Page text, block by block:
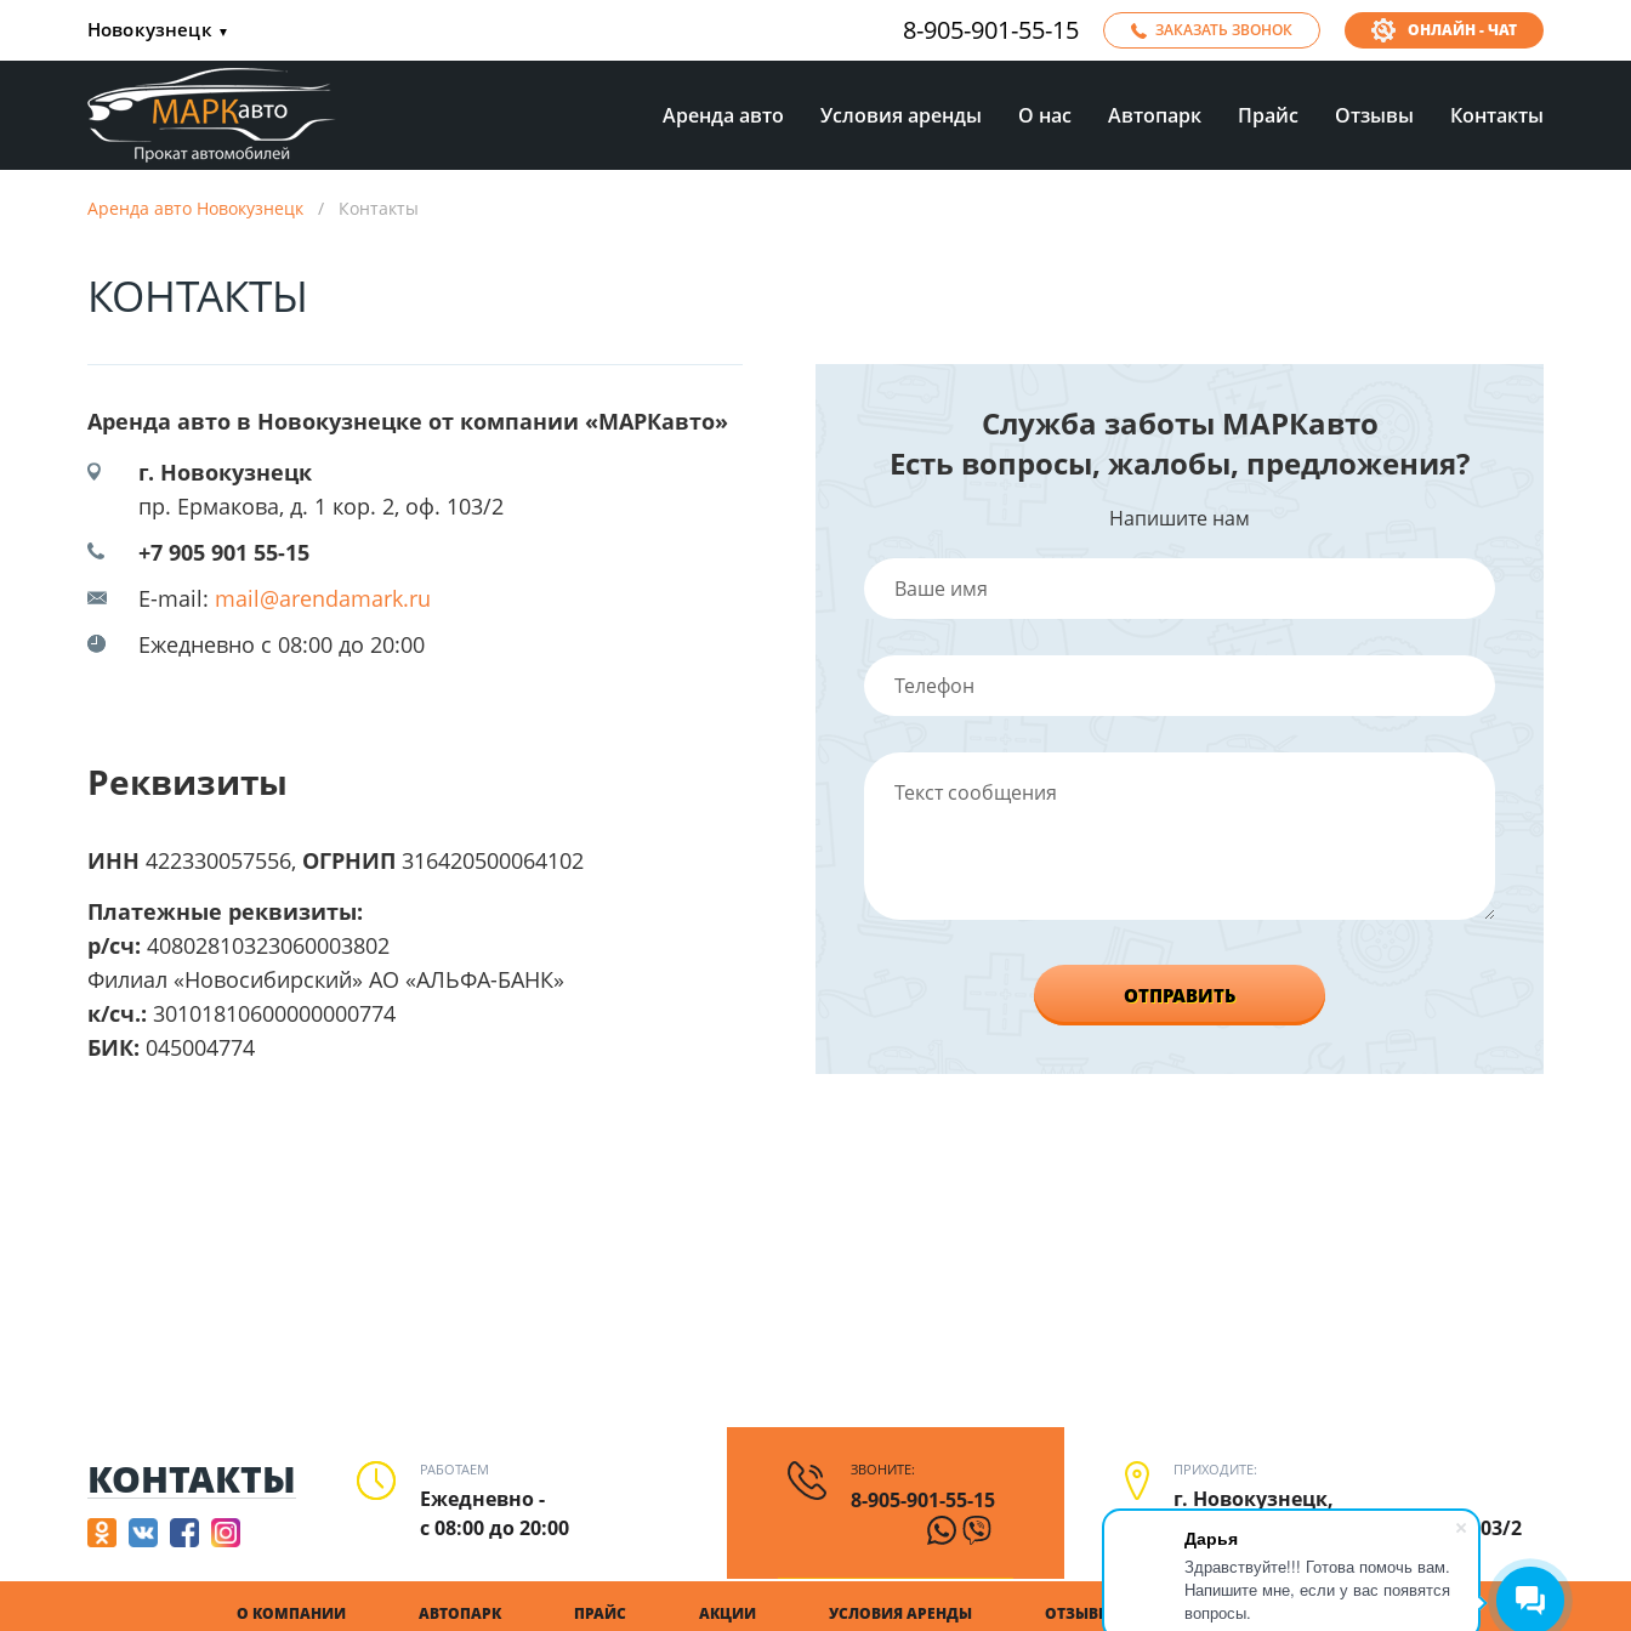
Дарья
Здравствуйте!!! Готова помочь вам.
Напишите мне, если у вас появятся
вопросы.
Новокузнецк ▼ 8-905-901-55-15 ЗАКАЗАТЬ ЗВОНОК ОНЛАЙН - ЧАТ
Аренда авто Условия аренды О нас Автопарк Прайс Отзывы Контакты
Аренда авто Новокузнецк / Контакты
КОНТАКТЫ
Аренда авто в Новокузнецке от компании «МАРКавто»
г. Новокузнецк
пр. Ермакова, д. 1 кор. 2, оф. 103/2
+7 905 901 55-15
E-mail: mail@arendamark.ru
Ежедневно с 08:00 до 20:00
Реквизиты
ИНН 422330057556, ОГРНИП 316420500064102
Платежные реквизиты:
р/сч: 40802810323060003802
Филиал «Новосибирский» АО «АЛЬФА-БАНК»
к/сч.: 30101810600000000774
БИК: 045004774
Служба заботы МАРКавто
Есть вопросы, жалобы, предложения?
Напишите нам
КОНТАКТЫ РАБОТАЕМ
Ежедневно -
с 08:00 до 20:00
ЗВОНИТЕ:
8-905-901-55-15
ПРИХОДИТЕ:
г. Новокузнецк,
пр. Ермакова, 1 к2(ЗАГС), оф. 103/2
О КОМПАНИИ АВТОПАРК ПРАЙС АКЦИИ УСЛОВИЯ АРЕНДЫ ОТЗЫВЫ СТАТЬИ